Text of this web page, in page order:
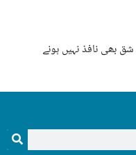
بھی نافذ نہیں ہونے